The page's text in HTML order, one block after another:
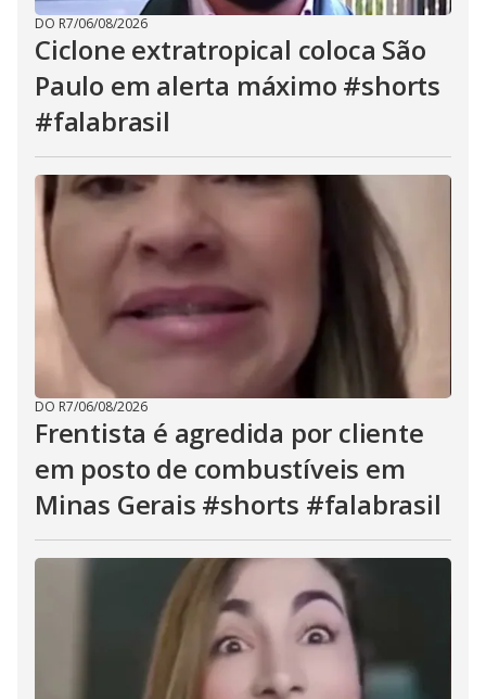
DO R7/06/08/2026
Ciclone extratropical coloca São
Paulo em alerta máximo #shorts
#falabrasil
DO R7/06/08/2026
Frentista é agredida por cliente
em posto de combustíveis em
Minas Gerais #shorts #falabrasil